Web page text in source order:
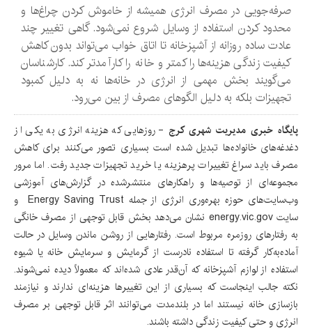
صرفه‌جویی در مصرف انرژی همیشه از خاموش کردن چراغ‌ها و
محدود کردن استفاده از وسایل شروع نمی‌شود. گاهی تغییر چند
عادت ساده روزانه از آشپزخانه تا اتاق خواب می‌تواند بدون کاهش
کیفیت زندگی هزینه‌ها را کمتر و خانه را کارآمدتر کند. کارشناسان
می‌گویند بخش مهمی از انرژی در خانه‌ها نه به دلیل کمبود
تجهیزات بلکه به دلیل الگوهای مصرف از بین می‌رود.
پایگاه خبری مدیریت شهری کرج - روزهایی که هزینه انرژی به یکی از
دغدغه‌های خانواده‌ها تبدیل شده است بسیاری تصور می‌کنند برای کاهش
مصرف باید سراغ تغییرات پرهزینه یا خرید تجهیزات جدید رفت. اما مرور
مجموعه‌ای از توصیه‌ها و راهکارهای منتشرشده در گزارش‌های آموزشی
وب‌سایت‌های حوزه بهره‌وری انرژی از جمله Energy Saving Trust و
سایت energy.vic.gov نشان می‌دهد بخش قابل توجهی از مصرف خانگی
به رفتارهای روزمره مربوط است. رفتارهایی از روشن ماندن وسایل در حالت
آماده‌به‌کار گرفته تا استفاده نادرست از گرمایش و سرمایش خانه یا شیوه
استفاده از لوازم آشپزخانه که آن‌قدر عادی شده‌اند که معمولاً دیده نمی‌شوند.
نکته جالب اینجاست که بسیاری از این تغییرها هزینه‌ای ندارند و نیازمند
بازسازی خانه‌ نیستند اما در بلندمدت می‌توانند اثر قابل توجهی بر مصرف
انرژی و حتی کیفیت زندگی داشته باشند.